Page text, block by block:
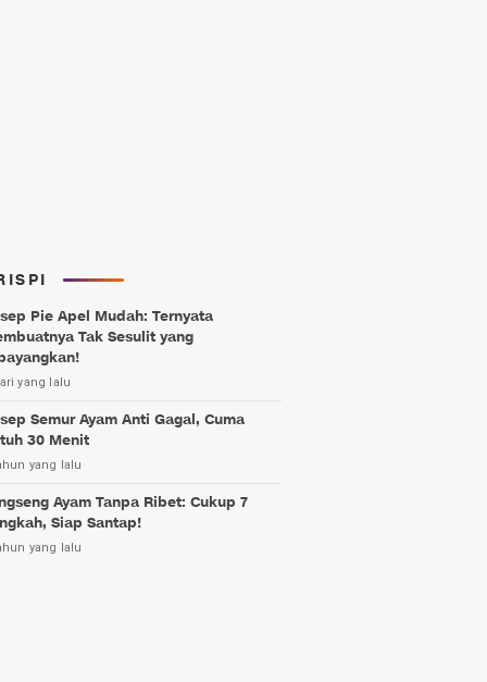
Pie Apel Mudah: Ternyata
Tak Sesulit yang
yang lalu
Semur Ayam Anti Gagal, Cuma
30 Menit
yang lalu
Ayam Tanpa Ribet: Cukup 7
Siap Santap!
yang lalu